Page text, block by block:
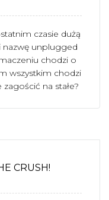
czasie dużą
nazwę unplugged
chodzi o
wszystkim chodzi
na stałe?
CRUSH!